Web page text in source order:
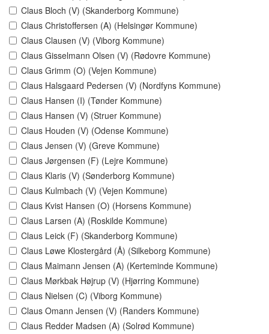
Claus Bloch (V) (Skanderborg Kommune)
Claus Christoffersen (A) (Helsingør Kommune)
Claus Clausen (V) (Viborg Kommune)
Claus Gisselmann Olsen (V) (Rødovre Kommune)
Claus Grimm (O) (Vejen Kommune)
Claus Halsgaard Pedersen (V) (Nordfyns Kommune)
Claus Hansen (I) (Tønder Kommune)
Claus Hansen (V) (Struer Kommune)
Claus Houden (V) (Odense Kommune)
Claus Jensen (V) (Greve Kommune)
Claus Jørgensen (F) (Lejre Kommune)
Claus Klaris (V) (Sønderborg Kommune)
Claus Kulmbach (V) (Vejen Kommune)
Claus Kvist Hansen (O) (Horsens Kommune)
Claus Larsen (A) (Roskilde Kommune)
Claus Leick (F) (Skanderborg Kommune)
Claus Løwe Klostergård (Å) (Silkeborg Kommune)
Claus Maimann Jensen (A) (Kerteminde Kommune)
Claus Mørkbak Højrup (V) (Hjørring Kommune)
Claus Nielsen (C) (Viborg Kommune)
Claus Omann Jensen (V) (Randers Kommune)
Claus Redder Madsen (A) (Solrød Kommune)